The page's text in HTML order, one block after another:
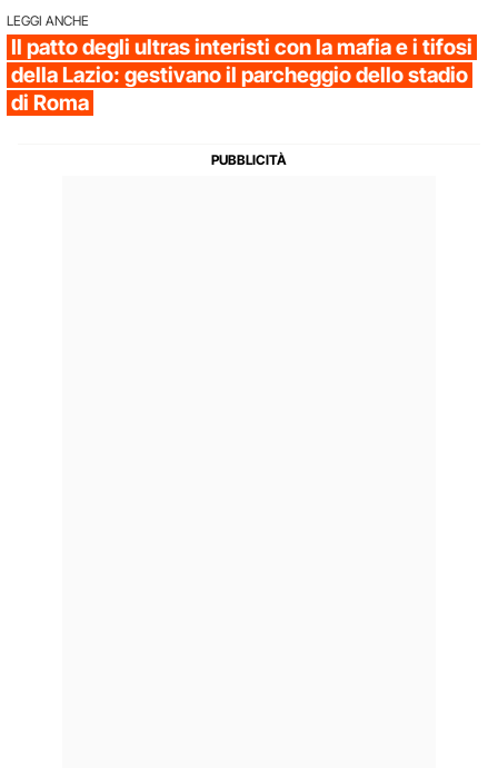
LEGGI ANCHE
Il patto degli ultras interisti con la mafia e i tifosi
della Lazio: gestivano il parcheggio dello stadio
di Roma